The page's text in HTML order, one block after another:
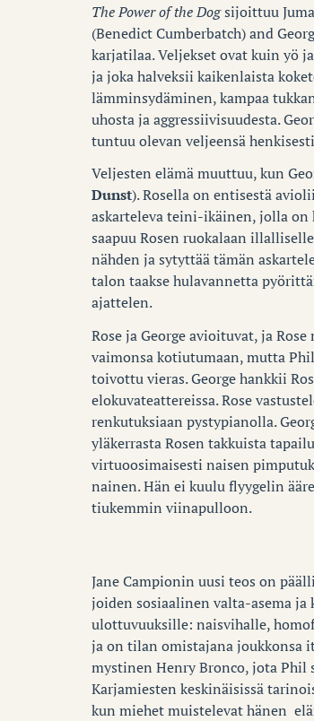
The Power of the Dogsijoittuu
(Benedict Cumberbatch) and
karjatilaa. Veljekset ovat kuin yö
ja joka halveksii kaikenlaista
lämminsydäminen, kampaa
uhosta ja aggressiivisuudesta.
tuntuu olevan veljeensä
Veljesten elämä muuttuu, kun
Dunst). Rosella on entisestä
askarteleva teini-ikäinen, jolla on
saapuu Rosen ruokalaan
nähden ja sytyttää tämän
talon taakse hulavannetta
ajattelen.
Rose ja George avioituvat, ja
vaimonsa kotiutumaan, mutta
toivottu vieras. George hankkii
elokuvateattereissa. Rose
renkutuksiaan pystypianolla.
yläkerrasta Rosen takkuista
virtuoosimaisesti naisen
nainen. Hän ei kuulu flyygelin
tiukemmin viinapulloon.
Jane Campionin uusi teos on
joiden sosiaalinen valta-asema
ulottuvuuksille: naisvihalle,
ja on tilan omistajana joukkonsa
mystinen Henry Bronco, jota Phil
Karjamiesten keskinäisissä
kun miehet muistelevat hänen